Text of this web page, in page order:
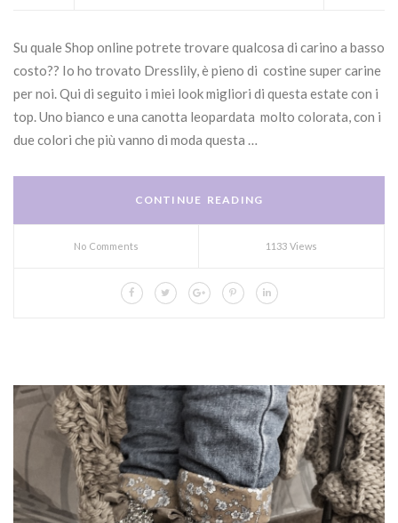
Su quale Shop online potrete trovare qualcosa di carino a basso
costo?? Io ho trovato Dresslily, è pieno di costine super carine
per noi. Qui di seguito i miei look migliori di questa estate con i
top. Uno bianco e una canotta leopardata molto colorata, con i
due colori che più vanno di moda questa …
CONTINUE READING
No Comments 1133 Views